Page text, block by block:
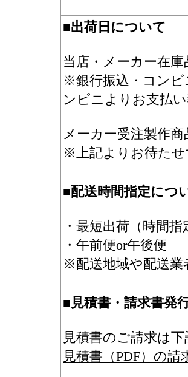
■出荷日について
当店・メーカー在庫
※銀行振込・コンビ
ンビニよりお支払
メーカー受注製作
※上記よりお待た
■配送時間指定につ
・最短出荷（時間
・午前便or午後便
※配送地域や配送業
■見積書・請求書発
見積書のご請求は
見積書（PDF）の請